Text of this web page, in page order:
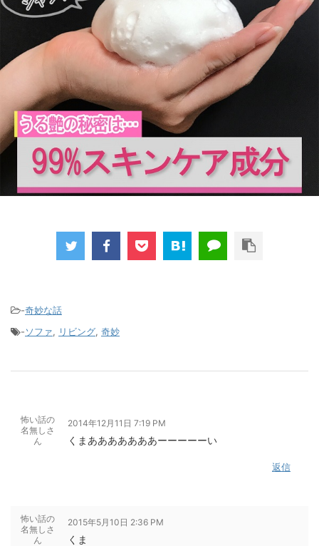
-奇妙な話
-ソファ, リビング, 奇妙
怖い話の
名無しさ
ん
2014年12月11日 7:19 PM
くまあああああああーーーーーい
返信
怖い話の
名無しさ
ん
2015年5月10日 2:36 PM
くま